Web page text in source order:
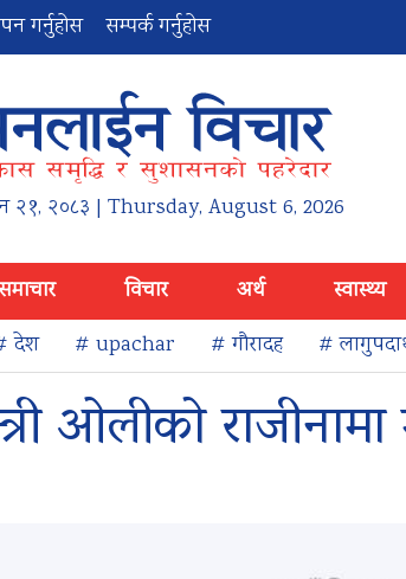
गर्नुहोस सम्पर्क गर्नुहोस
२१, २०८३ | Thursday, August 6, 2026
समाचार विचार अर्थ स्वास्थ्य
देश # upachar # गौरादह #
ओलीको